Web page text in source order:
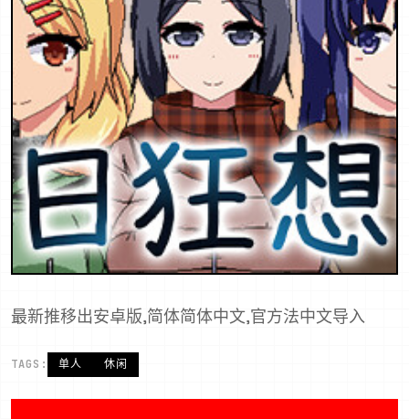
最新推移出安卓版,简体简体中文,官方法中文导入
TAGS: 单人 休闲